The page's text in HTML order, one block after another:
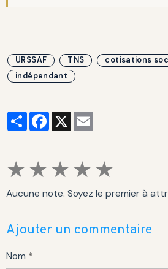
URSSAF TNS cotisations
indépendant
PartagerFacebook
X
★★★★★
Aucune note. Soyez le premier à
Ajouter un commentaire
Nom